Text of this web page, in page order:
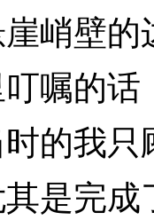
峭壁
嘱的
的我
是完